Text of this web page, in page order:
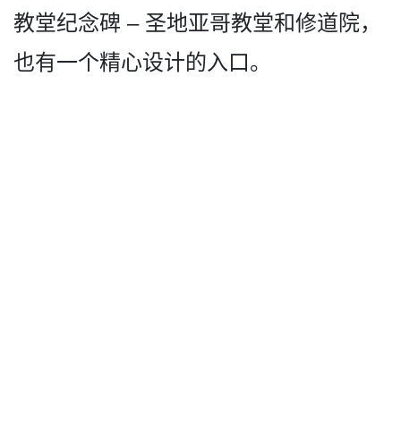
教堂纪念碑 – 圣地亚哥教堂和修道院，
也有­一个精心设计的入口。